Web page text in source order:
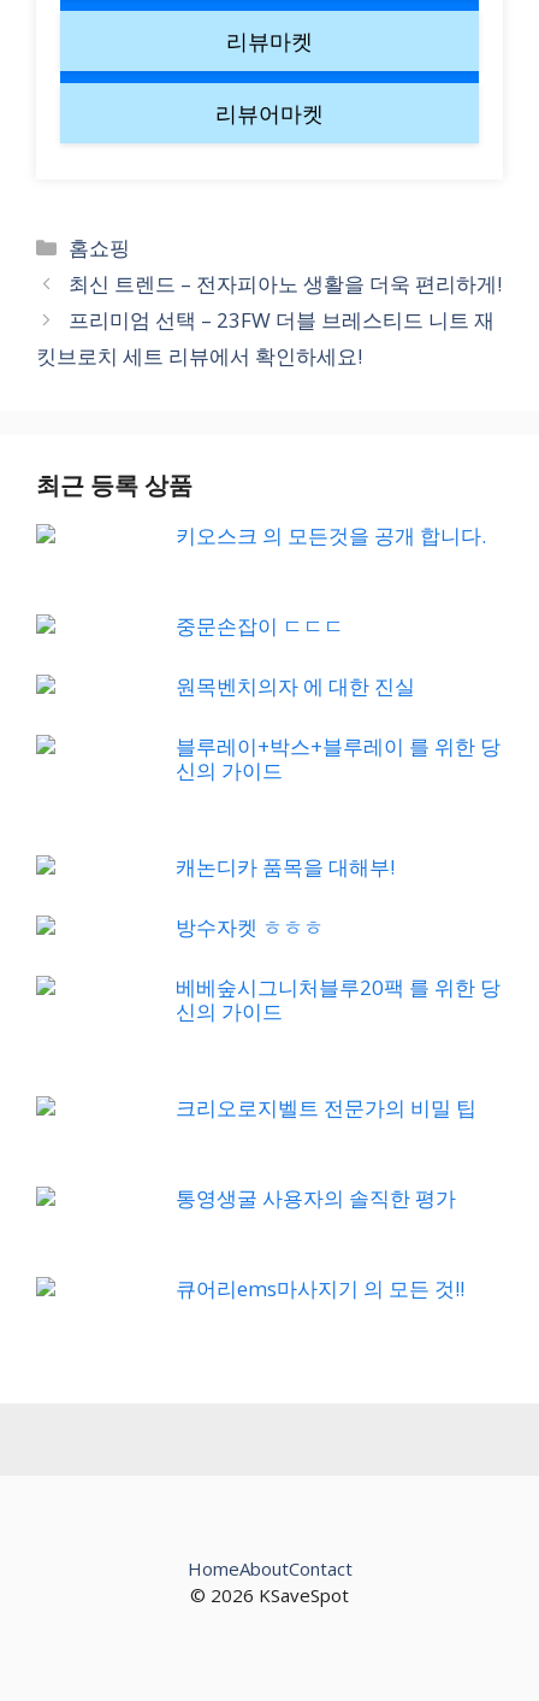
리뷰마켓
리뷰어마켓
Categories
홈쇼핑
최신 트렌드 – 전자피아노 생활을 더욱 편리하게!
프리미엄 선택 – 23FW 더블 브레스티드 니트 재
킷브로치 세트 리뷰에서 확인하세요!
최근 등록 상품
키오스크 의 모든것을 공개 합니다.
중문손잡이 ㄷㄷㄷ
원목벤치의자 에 대한 진실
블루레이+박스+블루레이 를 위한 당
신의 가이드
캐논디카 품목을 대해부!
방수자켓 ㅎㅎㅎ
베베숲시그니처블루20팩 를 위한 당
신의 가이드
크리오로지벨트 전문가의 비밀 팁
통영생굴 사용자의 솔직한 평가
큐어리ems마사지기 의 모든 것!!
© 2026 KSaveSpot
HomeAboutContact